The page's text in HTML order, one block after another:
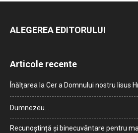
ALEGEREA EDITORULUI
Articole recente
Înălțarea la Cer a Domnului nostru Iisus
Dumnezeu…
Recunoștință și binecuvântare pentru